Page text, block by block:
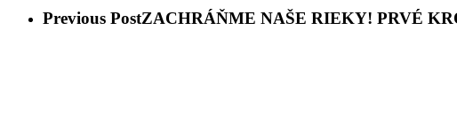
Previous PostZACHRÁŇME NAŠE RIEKY! PRVÉ